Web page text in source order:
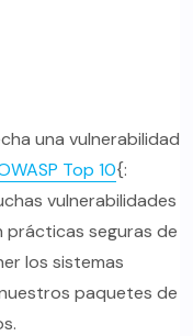
una vulnerabilidad
Top 10{:
vulnerabilidades
prácticas seguras de
los sistemas
paquetes de